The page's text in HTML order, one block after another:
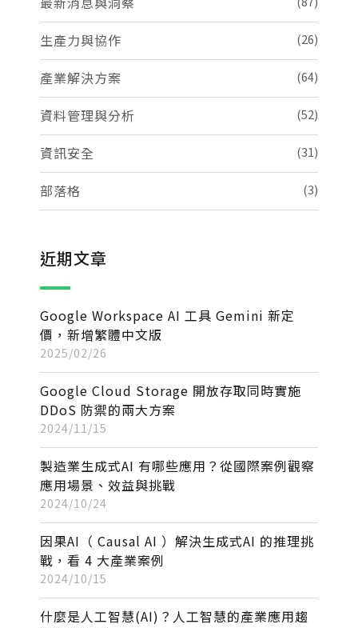
生產力與協作 (26)
產業解決方案 (64)
資料管理與分析 (52)
資訊安全 (31)
部落格 (3)
近期文章
Google Workspace AI 工具 Gemini 新定
價，新增繁體中文版
2025/02/26
Google Cloud Storage 開放存取同時實施
DDoS 防禦的兩大方案
2024/11/15
製造業生成式AI 有哪些應用？從國際案例觀察
應用場景、效益與挑戰
2024/10/24
因果AI（ Causal AI ）解決生成式AI 的推理挑
戰，看 4 大產業案例
2024/10/15
什麼是人工智慧(AI)？人工智慧的產業應用趨